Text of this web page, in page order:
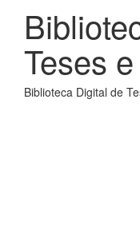
Teses
Biblioteca Digital de